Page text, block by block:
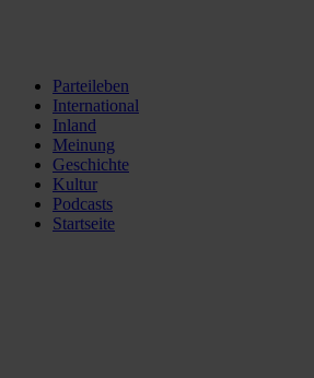
Parteileben
International
Inland
Meinung
Geschichte
Kultur
Podcasts
Startseite